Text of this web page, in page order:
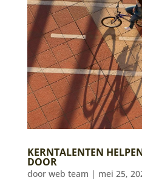
KERNTALENTEN
DOOR
door web team | mei 25,